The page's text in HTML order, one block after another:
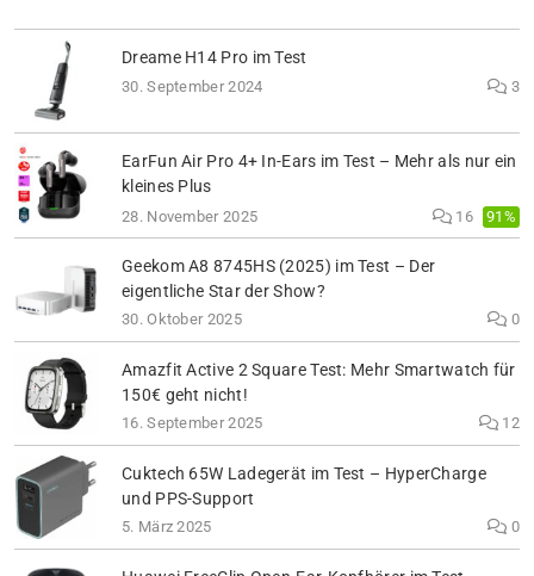
Dreame H14 Pro im Test
30. September 2024 3
EarFun Air Pro 4+ In-Ears im Test – Mehr als nur ein
kleines Plus
28. November 2025 16 91%
Geekom A8 8745HS (2025) im Test – Der
eigentliche Star der Show?
30. Oktober 2025 0
Amazfit Active 2 Square Test: Mehr Smartwatch für
150€ geht nicht!
16. September 2025 12
Cuktech 65W Ladegerät im Test – HyperCharge
und PPS-Support
5. März 2025 0